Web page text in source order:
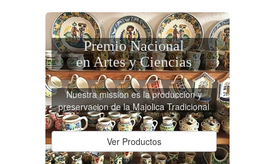
Premio Nacional
en Artes y Ciencias
Nuestra mission es la produccion y
preservacion de la Majolica Tradicional
Ver Productos